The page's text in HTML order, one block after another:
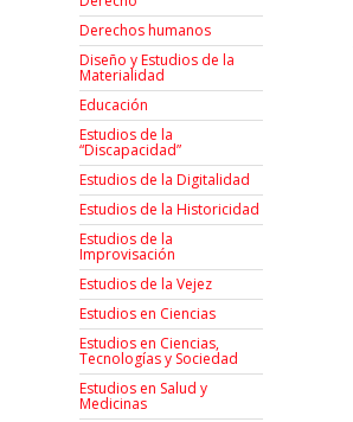
Derechos humanos
Diseño y Estudios de la
Materialidad
Educación
Estudios de la
“Discapacidad”
Estudios de la Digitalidad
Estudios de la Historicidad
Estudios de la
Improvisación
Estudios de la Vejez
Estudios en Ciencias
Estudios en Ciencias,
Tecnologías y Sociedad
Estudios en Salud y
Medicinas